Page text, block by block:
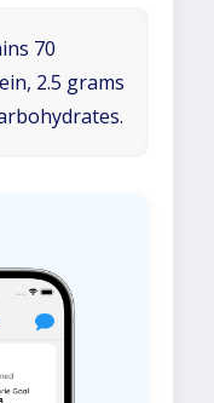
70
2.5 grams